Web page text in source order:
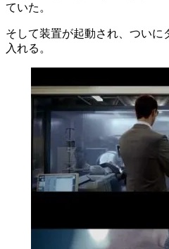
ていた。
そして装置が起動され、ついに
入れる。